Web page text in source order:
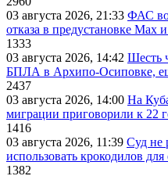
03 августа 2026, 21:33 ФАС
отказа в предустановке Max
1333
03 августа 2026, 14:42 Шесть
БПЛА в Архипо-Осиповке,
2437
03 августа 2026, 14:00 На
миграции приговорили к 22
1416
03 августа 2026, 11:39 Суд не
использовать крокодилов
1382